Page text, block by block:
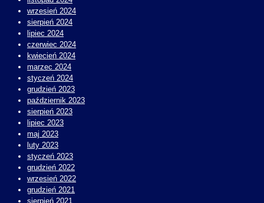
wrzesień 2024
sierpień 2024
lipiec 2024
czerwiec 2024
kwiecień 2024
marzec 2024
styczeń 2024
grudzień 2023
październik 2023
sierpień 2023
lipiec 2023
maj 2023
luty 2023
styczeń 2023
grudzień 2022
wrzesień 2022
grudzień 2021
sierpień 2021